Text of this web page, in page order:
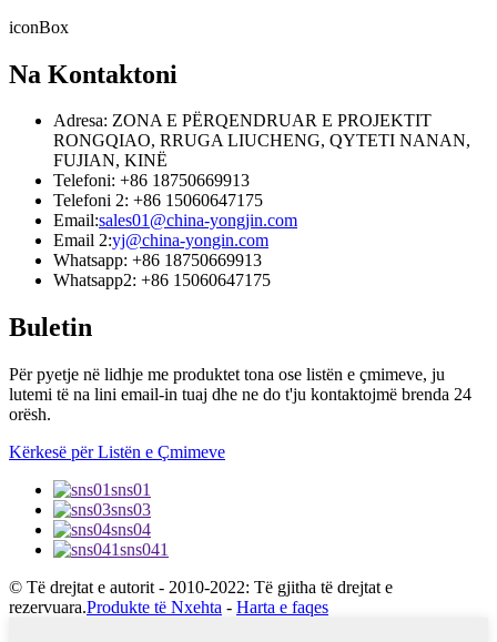
iconBox
Na Kontaktoni
Adresa: ZONA E PËRQENDRUAR E PROJEKTIT
RONGQIAO, RRUGA LIUCHENG, QYTETI NANAN,
FUJIAN, KINË
Telefoni: +86 18750669913
Telefoni 2: +86 15060647175
Email:sales01@china-yongjin.com
Email 2:yj@china-yongin.com
Whatsapp: +86 18750669913
Whatsapp2: +86 15060647175
Buletin
Për pyetje në lidhje me produktet tona ose listën e çmimeve, ju
lutemi të na lini email-in tuaj dhe ne do t'ju kontaktojmë brenda 24
orësh.
Kërkesë për Listën e Çmimeve
sns01
sns03
sns04
sns041
© Të drejtat e autorit - 2010-2022: Të gjitha të drejtat e
rezervuara.Produkte të Nxehta - Harta e faqes